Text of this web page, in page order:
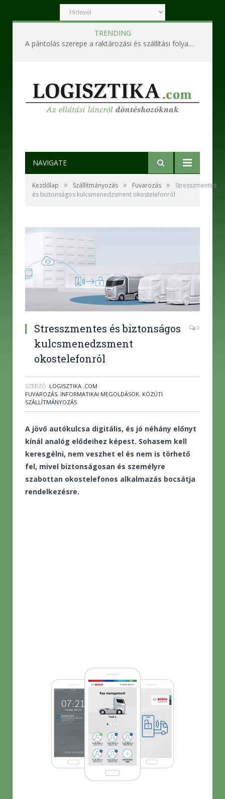
TRENDING
A pántolás szerepe a raktározási és szállítási folyamatokban
NAVIGATE
Kezdőlap » Szállítmányozás » Fuvarozás »
Stresszmentes
és biztonságos kulcsmenedzsment okostelefonról
Stresszmentes és biztonságos
kulcsmenedzsment
okostelefonról
0
SZERZŐ: LOGISZTIKA .COM
FUVAROZÁS, INFORMATIKAI MEGOLDÁSOK, KÖZÚTI
SZÁLLÍTMÁNYOZÁS
A jövő autókulcsa digitális, és jó néhány előnyt
kínál analóg elődeihez képest. Sohasem kell
keresgélni, nem veszhet el és nem is törhető
fel, mivel biztonságosan és személyre
szabottan okostelefonos alkalmazás bocsátja
rendelkezésre.